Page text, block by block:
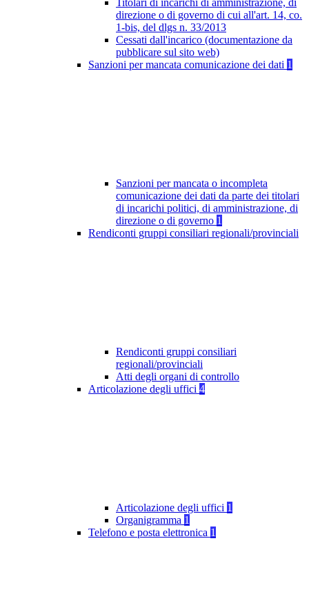
Titolari di incarichi di amministrazione, di
direzione o di governo di cui all'art. 14, co.
1-bis, del dlgs n. 33/2013
Cessati dall'incarico (documentazione da
pubblicare sul sito web)
Sanzioni per mancata comunicazione dei dati 1
Sanzioni per mancata o incompleta
comunicazione dei dati da parte dei titolari
di incarichi politici, di amministrazione, di
direzione o di governo 1
Rendiconti gruppi consiliari regionali/provinciali
Rendiconti gruppi consiliari
regionali/provinciali
Atti degli organi di controllo
Articolazione degli uffici 4
Articolazione degli uffici 1
Organigramma 1
Telefono e posta elettronica 1